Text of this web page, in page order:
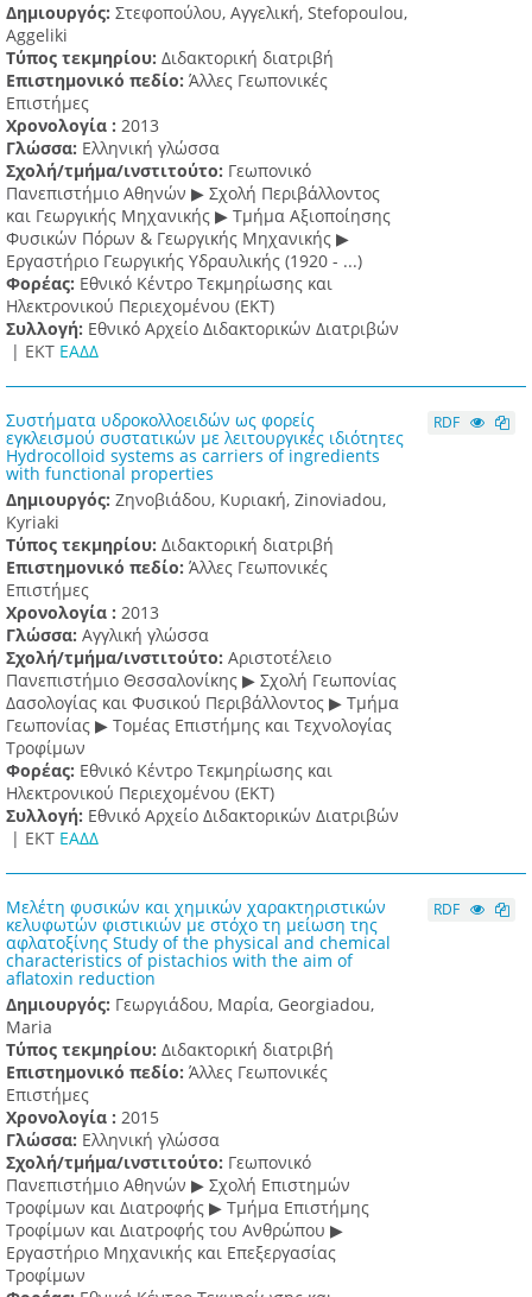
Δημιουργός: Στεφοπούλου, Αγγελική, Stefopoulou,
Aggeliki
Τύπος τεκμηρίου: Διδακτορική διατριβή
Επιστημονικό πεδίο: Άλλες Γεωπονικές
Επιστήμες
Χρονολογία : 2013
Γλώσσα: Ελληνική γλώσσα
Σχολή/τμήμα/ινστιτούτο: Γεωπονικό
Πανεπιστήμιο Αθηνών ▶ Σχολή Περιβάλλοντος
και Γεωργικής Μηχανικής ▶ Τμήμα Αξιοποίησης
Φυσικών Πόρων & Γεωργικής Μηχανικής ▶
Εργαστήριο Γεωργικής Υδραυλικής (1920 - ...)
Φορέας: Εθνικό Κέντρο Τεκμηρίωσης και
Ηλεκτρονικού Περιεχομένου (ΕΚΤ)
Συλλογή: Εθνικό Αρχείο Διδακτορικών Διατριβών
| ΕΚΤ ΕΑΔΔ
Συστήματα υδροκολλοειδών ως φορείς
εγκλεισμού συστατικών με λειτουργικές ιδιότητες
Hydrocolloid systems as carriers of ingredients
with functional properties
Δημιουργός: Ζηνοβιάδου, Κυριακή, Zinoviadou,
Kyriaki
Τύπος τεκμηρίου: Διδακτορική διατριβή
Επιστημονικό πεδίο: Άλλες Γεωπονικές
Επιστήμες
Χρονολογία : 2013
Γλώσσα: Αγγλική γλώσσα
Σχολή/τμήμα/ινστιτούτο: Αριστοτέλειο
Πανεπιστήμιο Θεσσαλονίκης ▶ Σχολή Γεωπονίας
Δασολογίας και Φυσικού Περιβάλλοντος ▶ Τμήμα
Γεωπονίας ▶ Τομέας Επιστήμης και Τεχνολογίας
Τροφίμων
Φορέας: Εθνικό Κέντρο Τεκμηρίωσης και
Ηλεκτρονικού Περιεχομένου (ΕΚΤ)
Συλλογή: Εθνικό Αρχείο Διδακτορικών Διατριβών
| ΕΚΤ ΕΑΔΔ
RDF
Μελέτη φυσικών και χημικών χαρακτηριστικών
κελυφωτών φιστικιών με στόχο τη μείωση της
αφλατοξίνης Study of the physical and chemical
characteristics of pistachios with the aim of
aflatoxin reduction
Δημιουργός: Γεωργιάδου, Μαρία, Georgiadou,
Maria
Τύπος τεκμηρίου: Διδακτορική διατριβή
Επιστημονικό πεδίο: Άλλες Γεωπονικές
Επιστήμες
Χρονολογία : 2015
Γλώσσα: Ελληνική γλώσσα
Σχολή/τμήμα/ινστιτούτο: Γεωπονικό
Πανεπιστήμιο Αθηνών ▶ Σχολή Επιστημών
Τροφίμων και Διατροφής ▶ Τμήμα Επιστήμης
Τροφίμων και Διατροφής του Ανθρώπου ▶
Εργαστήριο Μηχανικής και Επεξεργασίας
Τροφίμων
RDF